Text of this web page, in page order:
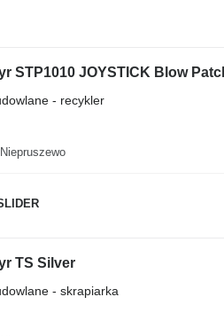
STP1010 JOYSTICK Blow
- recykler
TS Silver
- skrapiarka